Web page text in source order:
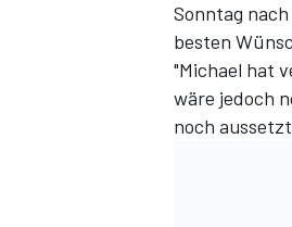
Sonntag
besten
"Michael hat
wäre jedoch
noch